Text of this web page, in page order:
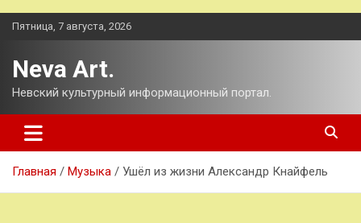
Перейти
Пятница, 7 августа, 2026
Neva Art.
Невский культурный информационный портал.
Главная Музыка Ушёл из жизни Александр Кнайфель